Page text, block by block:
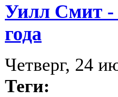
Уилл Смит -
года
Четверг, 24
Теги: